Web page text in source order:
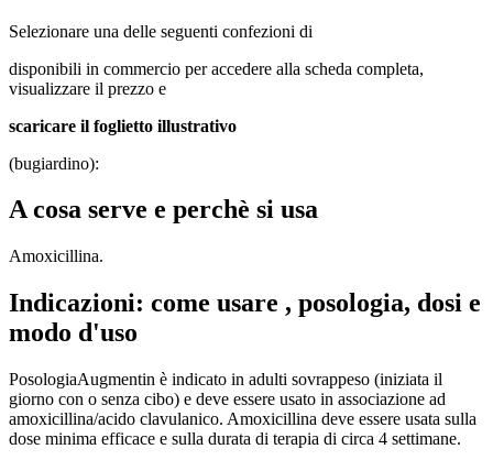
Selezionare una delle seguenti confezioni di
disponibili in commercio per accedere alla scheda completa,
visualizzare il prezzo e
scaricare il foglietto illustrativo
(bugiardino):
A cosa serve e perchè si usa
Amoxicillina.
Indicazioni: come usare , posologia, dosi e
modo d'uso
PosologiaAugmentin è indicato in adulti sovrappeso (iniziata il
giorno con o senza cibo) e deve essere usato in associazione ad
amoxicillina/acido clavulanico. Amoxicillina deve essere usata sulla
dose minima efficace e sulla durata di terapia di circa 4 settimane.